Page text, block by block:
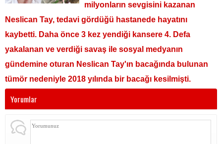
milyonların sevgisini kazanan
Neslican Tay, tedavi gördüğü hastanede hayatını
kaybetti. Daha önce 3 kez yendiği kansere 4. Defa
yakalanan ve verdiği savaş ile sosyal medyanın
gündemine oturan Neslican Tay'ın bacağında bulunan
tümör nedeniyle 2018 yılında bir bacağı kesilmişti.
Yorumlar